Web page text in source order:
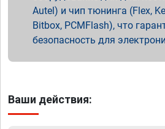
Autel) и чип тюнинга (Flex,
Bitbox, PCMFlash), что
безопасность для
Ваши действия: